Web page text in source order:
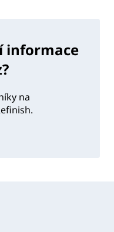
informace
na